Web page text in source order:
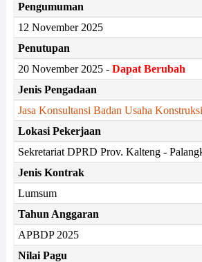
Pengumuman
12 November 2025
Penutupan
20 November 2025 - Dapat Berubah
Jenis Pengadaan
Jasa Konsultansi Badan Usaha Konstruksi
Lokasi Pekerjaan
Sekretariat DPRD Prov. Kalteng -
Jenis Kontrak
Lumsum
Tahun Anggaran
APBDP 2025
Nilai Pagu